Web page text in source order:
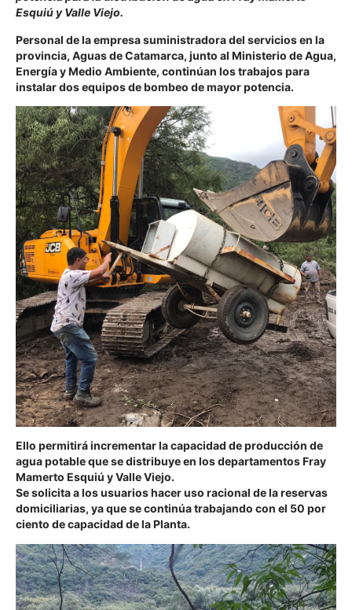
Esquiú y Valle Viejo.
Personal de la empresa suministradora del servicios en la
provincia, Aguas de Catamarca, junto al Ministerio de Agua,
Energía y Medio Ambiente, continúan los trabajos para
instalar dos equipos de bombeo de mayor potencia.
Ello permitirá incrementar la capacidad de producción de
agua potable que se distribuye en los departamentos Fray
Mamerto Esquiú y Valle Viejo.
Se solicita a los usuarios hacer uso racional de la reservas
domiciliarias, ya que se continúa trabajando con el 50 por
ciento de capacidad de la Planta.